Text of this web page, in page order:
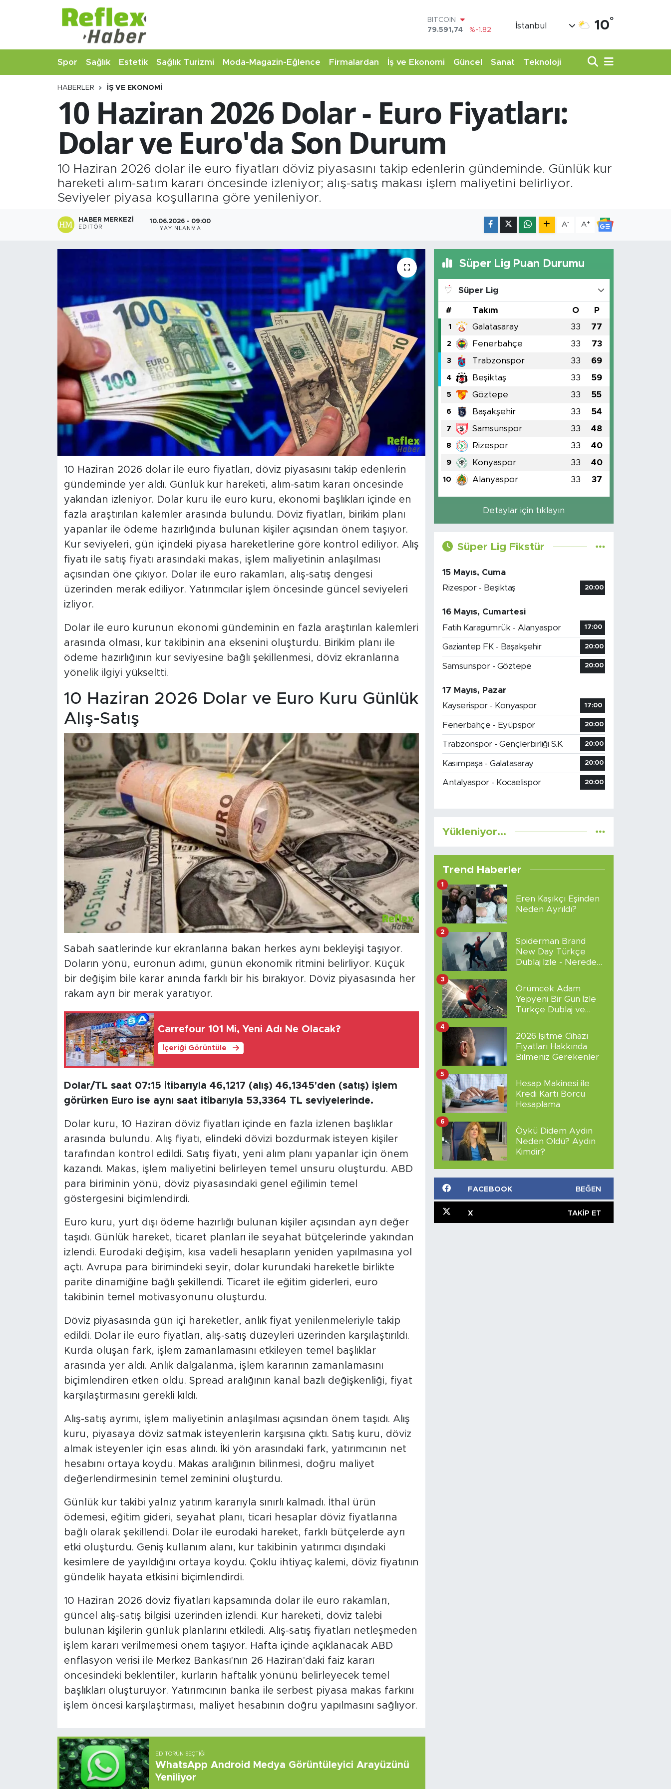
DOLAR
45,43620
%0.02
53,38690
%0.19
STERLİN
14.598,00
%0
BITCOIN
%-1.82
İstanbul 10°
Spor Sağlık Estetik Sağlık Turizmi Moda-Magazin-Eğlence Firmalardan İş ve Ekonomi Güncel Sanat Teknoloji
HABERLER İŞ VE EKONOMI
10 Haziran 2026 Dolar - Euro Fiyatları:
Dolar ve Euro'da Son Durum
10 Haziran 2026 dolar ile euro fiyatları döviz piyasasını takip edenlerin gündeminde. Günlük kur
hareketi alım-satım kararı öncesinde izleniyor; alış-satış makası işlem maliyetini belirliyor.
Seviyeler piyasa koşullarına göre yenileniyor.
HABER MERKEZI
EDITÖR
10.06.2026 - 09:00
YAYINLANMA
A- A+
10 Haziran 2026 dolar ile euro fiyatları, döviz piyasasını takip edenlerin
gündeminde yer aldı. Günlük kur hareketi, alım-satım kararı öncesinde
yakından izleniyor. Dolar kuru ile euro kuru, ekonomi başlıkları içinde en
fazla araştırılan kalemler arasında bulundu. Döviz fiyatları, birikim planı
yapanlar ile ödeme hazırlığında bulunan kişiler açısından önem taşıyor.
Kur seviyeleri, gün içindeki piyasa hareketlerine göre kontrol ediliyor. Alış
fiyatı ile satış fiyatı arasındaki makas, işlem maliyetinin anlaşılması
açısından öne çıkıyor. Dolar ile euro rakamları, alış-satış dengesi
üzerinden merak ediliyor. Yatırımcılar işlem öncesinde güncel seviyeleri
izliyor.
Dolar ile euro kurunun ekonomi gündeminin en fazla araştırılan kalemleri
arasında olması, kur takibinin ana eksenini oluşturdu. Birikim planı ile
ödeme hazırlığının kur seviyesine bağlı şekillenmesi, döviz ekranlarına
yönelik ilgiyi yükseltti.
10 Haziran 2026 Dolar ve Euro Kuru Günlük
Alış-Satış
Sabah saatlerinde kur ekranlarına bakan herkes aynı bekleyişi taşıyor.
Doların yönü, euronun adımı, günün ekonomik ritmini belirliyor. Küçük
bir değişim bile karar anında farklı bir his bırakıyor. Döviz piyasasında her
rakam ayrı bir merak yaratıyor.
Carrefour 101 Mi, Yeni Adı Ne Olacak?
İçeriği Görüntüle
Dolar/TL saat 07:15 itibarıyla 46,1217 (alış) 46,1345'den (satış) işlem
görürken Euro ise aynı saat itibarıyla 53,3364 TL seviyelerinde.
Dolar kuru, 10 Haziran döviz fiyatları içinde en fazla izlenen başlıklar
arasında bulundu. Alış fiyatı, elindeki dövizi bozdurmak isteyen kişiler
tarafından kontrol edildi. Satış fiyatı, yeni alım planı yapanlar için önem
kazandı. Makas, işlem maliyetini belirleyen temel unsuru oluşturdu. ABD
para biriminin yönü, döviz piyasasındaki genel eğilimin temel
göstergesini biçimlendirdi.
Euro kuru, yurt dışı ödeme hazırlığı bulunan kişiler açısından ayrı değer
taşıdı. Günlük hareket, ticaret planları ile seyahat bütçelerinde yakından
izlendi. Eurodaki değişim, kısa vadeli hesapların yeniden yapılmasına yol
açtı. Avrupa para birimindeki seyir, dolar kurundaki hareketle birlikte
parite dinamiğine bağlı şekillendi. Ticaret ile eğitim giderleri, euro
takibinin temel motivasyonunu oluşturdu.
Döviz piyasasında gün içi hareketler, anlık fiyat yenilenmeleriyle takip
edildi. Dolar ile euro fiyatları, alış-satış düzeyleri üzerinden karşılaştırıldı.
Kurda oluşan fark, işlem zamanlamasını etkileyen temel başlıklar
arasında yer aldı. Anlık dalgalanma, işlem kararının zamanlamasını
biçimlendiren etken oldu. Spread aralığının kanal bazlı değişkenliği, fiyat
karşılaştırmasını gerekli kıldı.
Alış-satış ayrımı, işlem maliyetinin anlaşılması açısından önem taşıdı. Alış
kuru, piyasaya döviz satmak isteyenlerin karşısına çıktı. Satış kuru, döviz
almak isteyenler için esas alındı. İki yön arasındaki fark, yatırımcının net
hesabını ortaya koydu. Makas aralığının bilinmesi, doğru maliyet
değerlendirmesinin temel zeminini oluşturdu.
Günlük kur takibi yalnız yatırım kararıyla sınırlı kalmadı. İthal ürün
ödemesi, eğitim gideri, seyahat planı, ticari hesaplar döviz fiyatlarına
bağlı olarak şekillendi. Dolar ile eurodaki hareket, farklı bütçelerde ayrı
etki oluşturdu. Geniş kullanım alanı, kur takibinin yatırımcı dışındaki
kesimlere de yayıldığını ortaya koydu. Çoklu ihtiyaç kalemi, döviz fiyatının
gündelik hayata etkisini biçimlendirdi.
10 Haziran 2026 döviz fiyatları kapsamında dolar ile euro rakamları,
güncel alış-satış bilgisi üzerinden izlendi. Kur hareketi, döviz talebi
bulunan kişilerin günlük planlarını etkiledi. Alış-satış fiyatları netleşmeden
işlem kararı verilmemesi önem taşıyor. Hafta içinde açıklanacak ABD
enflasyon verisi ile Merkez Bankası'nın 26 Haziran'daki faiz kararı
öncesindeki beklentiler, kurların haftalık yönünü belirleyecek temel
başlıkları oluşturuyor. Yatırımcının banka ile serbest piyasa makas farkını
işlem öncesi karşılaştırması, maliyet hesabının doğru yapılmasını sağlıyor.
EDITÖRÜN SEÇTIĞI
WhatsApp Android Medya Görüntüleyici Arayüzünü
Yeniliyor
Süper Lig Puan Durumu
Süper Lig
# Takım O P
1 Galatasaray 33 77
2 Fenerbahçe 33 73
3 Trabzonspor 33 69
4 Beşiktaş 33 59
5 Göztepe 33 55
6 Başakşehir 33 54
7 Samsunspor 33 48
8 Rizespor 33 40
9 Konyaspor 33 40
10 Alanyaspor 33 37
Detaylar için tıklayın
Süper Lig Fikstür
15 Mayıs, Cuma
Rizespor - Beşiktaş
20:00
16 Mayıs, Cumartesi
Fatih Karagümrük - Alanyaspor
17:00
Gaziantep FK - Başakşehir 20:00
Samsunspor - Göztepe 20:00
17 Mayıs, Pazar
Kayserispor - Konyaspor
17:00
Fenerbahçe - Eyüpspor 20:00
Trabzonspor - Gençlerbirliği S.K. 20:00
Kasımpaşa - Galatasaray 20:00
Antalyaspor - Kocaelispor 20:00
Yükleniyor...
Trend Haberler
Eren Kaşıkçı Eşinden
Neden Ayrıldı?
1
Spiderman Brand
New Day Türkçe
Dublaj İzle - Nereden
2
Örümcek Adam
Yepyeni Bir Gün İzle
Türkçe Dublaj ve
3
2026 İşitme Cihazı
Fiyatları Hakkında
Bilmeniz Gerekenler
4
Hesap Makinesi ile
Kredi Kartı Borcu
Hesaplama
5
Öykü Didem Aydın
Neden Öldü? Aydın
Kimdir?
6
FACEBOOK BEĞEN
X TAKIP ET
Estetik
Firmalardan
İş ve Ekonomi
Moda-Magazin-Eğlence
Sağlık Turizmi
Nöbetçi Eczaneler
Hava Durumu
Namaz Vakitleri
Trafik Durumu
Şampiyonlar Ligi Puan Durumu ve Fikstür
Tüm Manşetler
Haber Arşivi